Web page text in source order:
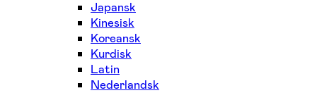
Japansk
Kinesisk
Koreansk
Kurdisk
Latin
Nederlandsk